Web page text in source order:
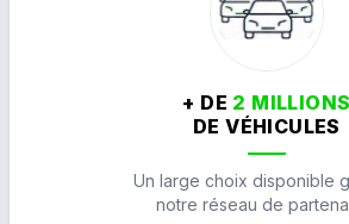
+ DE 2 MILLIONS
DE VÉHICULES
Un large choix disponible
notre réseau de